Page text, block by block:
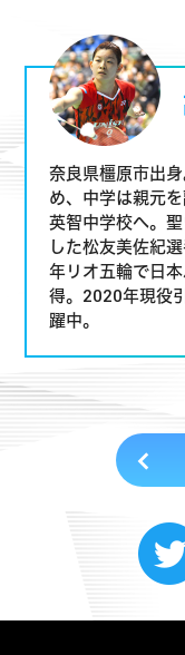
奈良県橿原市出
め、中学は親元
英智中学校へ。
した松友美佐紀
年リオ五輪で日
得。2020年現役
躍中。